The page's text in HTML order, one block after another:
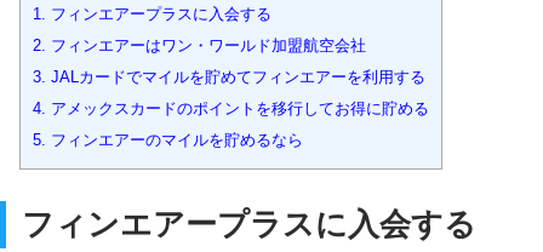
1. フィンエアープラスに入会する
2. フィンエアーはワン・ワールド加盟航空会社
3. JALカードでマイルを貯めてフィンエアーを利用する
4. アメックスカードのポイントを移行してお得に貯める
5. フィンエアーのマイルを貯めるなら
フィンエアープラスに入会する